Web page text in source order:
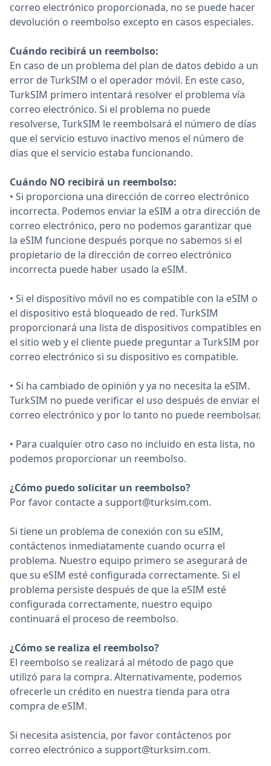
correo electrónico proporcionada, no se puede hacer
devolución o reembolso excepto en casos especiales.
Cuándo recibirá un reembolso:
En caso de un problema del plan de datos debido a un
error de TurkSIM o el operador móvil. En este caso,
TurkSIM primero intentará resolver el problema vía
correo electrónico. Si el problema no puede
resolverse, TurkSIM le reembolsará el número de días
que el servicio estuvo inactivo menos el número de
días que el servicio estaba funcionando.
Cuándo NO recibirá un reembolso:
• Si proporciona una dirección de correo electrónico
incorrecta. Podemos enviar la eSIM a otra dirección de
correo electrónico, pero no podemos garantizar que
la eSIM funcione después porque no sabemos si el
propietario de la dirección de correo electrónico
incorrecta puede haber usado la eSIM.
• Si el dispositivo móvil no es compatible con la eSIM o
el dispositivo está bloqueado de red. TurkSIM
proporcionará una lista de dispositivos compatibles en
el sitio web y el cliente puede preguntar a TurkSIM por
correo electrónico si su dispositivo es compatible.
• Si ha cambiado de opinión y ya no necesita la eSIM.
TurkSIM no puede verificar el uso después de enviar el
correo electrónico y por lo tanto no puede reembolsar.
• Para cualquier otro caso no incluido en esta lista, no
podemos proporcionar un reembolso.
¿Cómo puedo solicitar un reembolso?
Por favor contacte a support@turksim.com.
Si tiene un problema de conexión con su eSIM,
contáctenos inmediatamente cuando ocurra el
problema. Nuestro equipo primero se asegurará de
que su eSIM esté configurada correctamente. Si el
problema persiste después de que la eSIM esté
configurada correctamente, nuestro equipo
continuará el proceso de reembolso.
¿Cómo se realiza el reembolso?
El reembolso se realizará al método de pago que
utilizó para la compra. Alternativamente, podemos
ofrecerle un crédito en nuestra tienda para otra
compra de eSIM.
Si necesita asistencia, por favor contáctenos por
correo electrónico a support@turksim.com.